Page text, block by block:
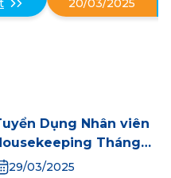
20/03/2025
Dụng Nhân viên
Tháng
2025
29/03/2025